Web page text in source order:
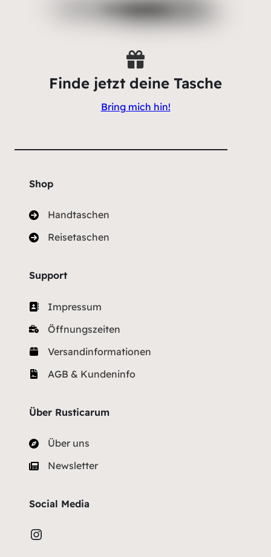
Finde jetzt deine Tasche
Bring mich hin!
Shop
Handtaschen
Reisetaschen
Support
Impressum
Öffnungszeiten
Versandinformationen
AGB & Kundeninfo
Über Rusticarum
Über uns
Newsletter
Social Media
https://www.instagram.com/rusticarum